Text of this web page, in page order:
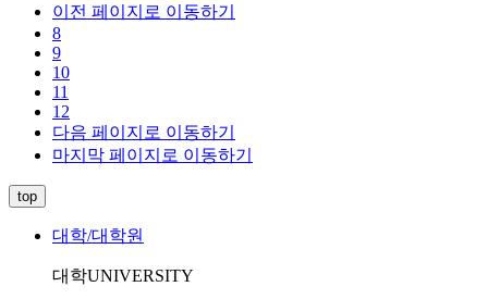
이전 페이지로 이동하기
8
9
10
11
12
다음 페이지로 이동하기
마지막 페이지로 이동하기
top
대학/대학원
대학UNIVERSITY